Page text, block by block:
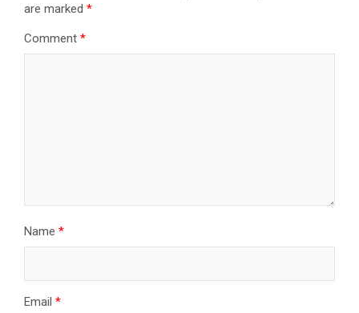
are marked *
Comment *
Name *
Email *